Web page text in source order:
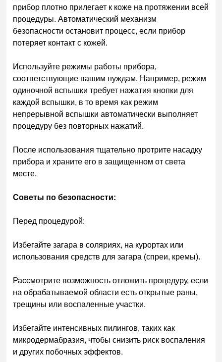
прибор плотно прилегает к коже на протяжении всей
процедуры. Автоматический механизм
безопасности остановит процесс, если прибор
потеряет контакт с кожей.
Используйте режимы работы прибора,
соответствующие вашим нуждам. Например, режим
одиночной вспышки требует нажатия кнопки для
каждой вспышки, в то время как режим
непрерывной вспышки автоматически выполняет
процедуру без повторных нажатий.
После использования тщательно протрите насадку
прибора и храните его в защищенном от света
месте.
Советы по безопасности:
Перед процедурой:
Избегайте загара в соляриях, на курортах или
использования средств для загара (спреи, кремы).
Рассмотрите возможность отложить процедуру, если
на обрабатываемой области есть открытые раны,
трещины или воспаленные участки.
Избегайте интенсивных пилингов, таких как
микродермабразия, чтобы снизить риск воспаления
и других побочных эффектов.